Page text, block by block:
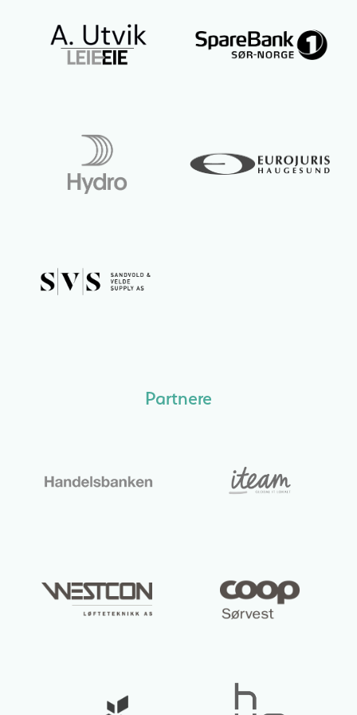
Partnere